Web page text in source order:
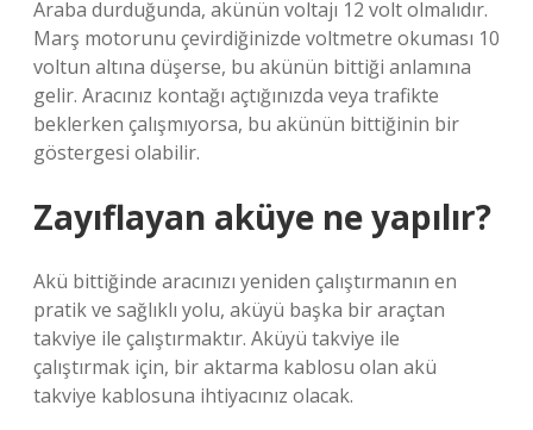
Araba durduğunda, akünün voltajı 12 volt olmalıdır.
Marş motorunu çevirdiğinizde voltmetre okuması 10
voltun altına düşerse, bu akünün bittiği anlamına
gelir. Aracınız kontağı açtığınızda veya trafikte
beklerken çalışmıyorsa, bu akünün bittiğinin bir
göstergesi olabilir.
Zayıflayan aküye ne yapılır?
Akü bittiğinde aracınızı yeniden çalıştırmanın en
pratik ve sağlıklı yolu, aküyü başka bir araçtan
takviye ile çalıştırmaktır. Aküyü takviye ile
çalıştırmak için, bir aktarma kablosu olan akü
takviye kablosuna ihtiyacınız olacak.